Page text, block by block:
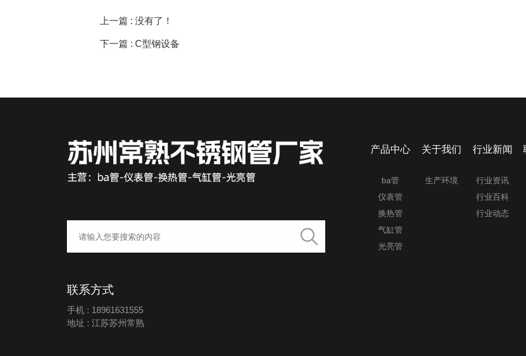
上一篇 : 没有了！
下一篇 : C型钢设备
联系方式
手机 : 18961631555
地址 : 江苏苏州常熟
产品中心
ba管
仪表管
换热管
气缸管
光亮管
关于我们
生产环境
行业新闻
行业资讯
行业百科
行业动态